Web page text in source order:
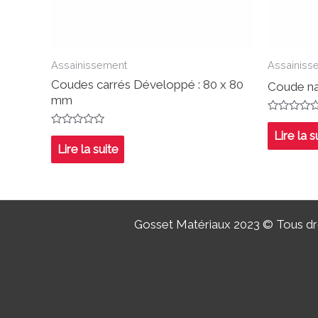
Assainissement
Coudes carrés Développé : 80 x 80
mm
Note
sur
5
Lire la suite
Coude
Note
sur
5
Lire la
Gosset Matériaux 2023 © Tous